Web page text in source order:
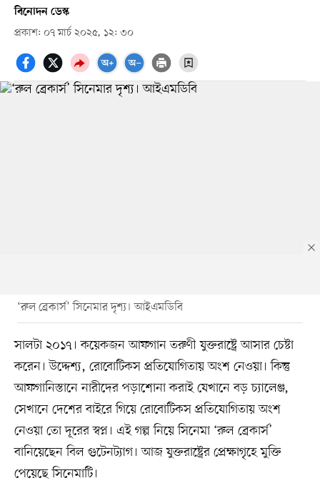
বিনোদন ডেস্ক
প্রকাশ: ০৭ মার্চ ২০২৫, ১২: ৩০
‘রুল ব্রেকার্স’ সিনেমার দৃশ্য। আইএমডিবি
সালটা ২০১৭। কয়েকজন আফগান তরুণী যুক্তরাষ্ট্রে আসার চেষ্টা
করেন। উদ্দেশ্য, রোবোটিকস প্রতিযোগিতায় অংশ নেওয়া। কিন্তু
আফগানিস্তানে নারীদের পড়াশোনা করাই যেখানে বড় চ্যালেঞ্জ,
সেখানে দেশের বাইরে গিয়ে রোবোটিকস প্রতিযোগিতায় অংশ
নেওয়া তো দূরের স্বপ্ন। এই গল্প নিয়ে সিনেমা ‘রুল ব্রেকার্স’
বানিয়েছেন বিল গুটেনট্যাগ। আজ যুক্তরাষ্ট্রের প্রেক্ষাগৃহে মুক্তি
পেয়েছে সিনেমাটি।